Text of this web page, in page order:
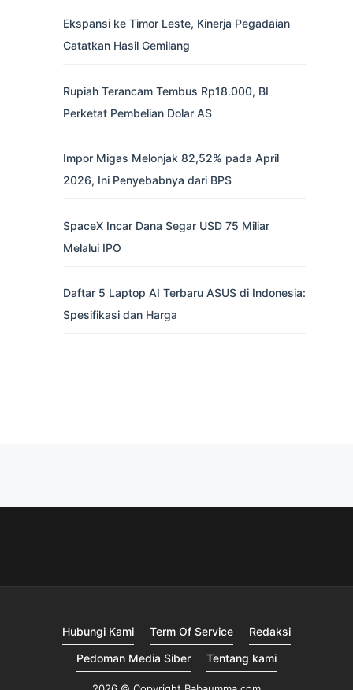
Ekspansi ke Timor Leste, Kinerja Pegadaian
Catatkan Hasil Gemilang
Rupiah Terancam Tembus Rp18.000, BI
Perketat Pembelian Dolar AS
Impor Migas Melonjak 82,52% pada April
2026, Ini Penyebabnya dari BPS
SpaceX Incar Dana Segar USD 75 Miliar
Melalui IPO
Daftar 5 Laptop AI Terbaru ASUS di Indonesia:
Spesifikasi dan Harga
Hubungi Kami Term Of Service
Redaksi
Pedoman Media Siber
Tentang kami